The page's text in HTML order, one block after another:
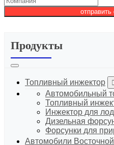
Продукты
Топливный инжектор
Автомобильный
Топливный
Инжектор для
Дизельная
Форсунки для
Автомобили